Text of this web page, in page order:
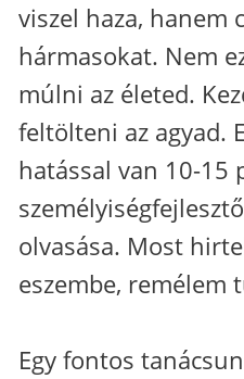
viszel haza, hanem
hármasokat. Nem
múlni az életed.
feltölteni az agyad.
hatással van 10-15
olvasása. Most
eszembe, remélem
Egy fontos